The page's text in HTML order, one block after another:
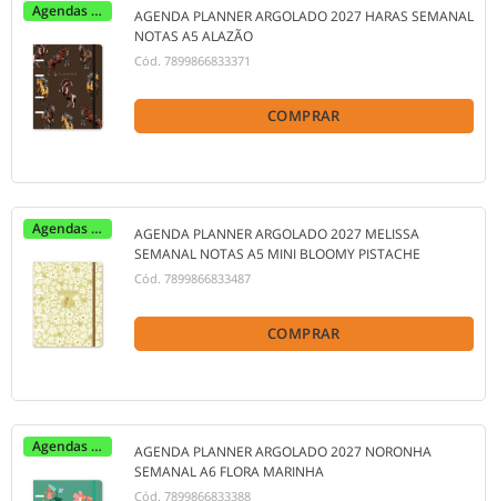
Agendas 2027
AGENDA PLANNER ARGOLADO 2027 HARAS SEMANAL
NOTAS A5 ALAZÃO
Cód. 7899866833371
COMPRAR
Agendas 2027
AGENDA PLANNER ARGOLADO 2027 MELISSA
SEMANAL NOTAS A5 MINI BLOOMY PISTACHE
Cód. 7899866833487
COMPRAR
Agendas 2027
AGENDA PLANNER ARGOLADO 2027 NORONHA
SEMANAL A6 FLORA MARINHA
Cód. 7899866833388